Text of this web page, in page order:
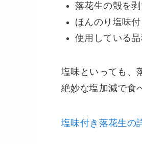
落花生の殻を
ほんのり塩味付
使用している
塩味といっても、
絶妙な塩加減で食
塩味付き落花生の